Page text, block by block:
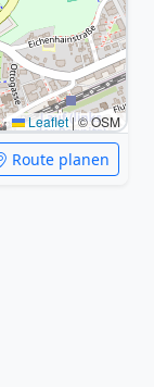
Leaflet|© OSM
Route planen